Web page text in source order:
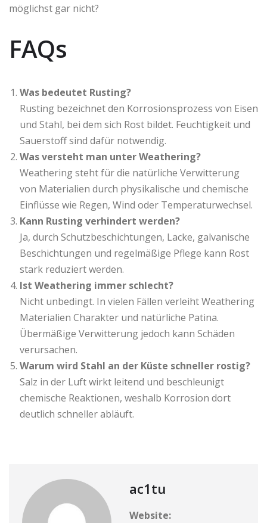
möglichst gar nicht?
FAQs
Was bedeutet Rusting?
Rusting bezeichnet den Korrosionsprozess von Eisen
und Stahl, bei dem sich Rost bildet. Feuchtigkeit und
Sauerstoff sind dafür notwendig.
Was versteht man unter Weathering?
Weathering steht für die natürliche Verwitterung
von Materialien durch physikalische und chemische
Einflüsse wie Regen, Wind oder Temperaturwechsel.
Kann Rusting verhindert werden?
Ja, durch Schutzbeschichtungen, Lacke, galvanische
Beschichtungen und regelmäßige Pflege kann Rost
stark reduziert werden.
Ist Weathering immer schlecht?
Nicht unbedingt. In vielen Fällen verleiht Weathering
Materialien Charakter und natürliche Patina.
Übermäßige Verwitterung jedoch kann Schäden
verursachen.
Warum wird Stahl an der Küste schneller rostig?
Salz in der Luft wirkt leitend und beschleunigt
chemische Reaktionen, weshalb Korrosion dort
deutlich schneller abläuft.
ac1tu
Website: